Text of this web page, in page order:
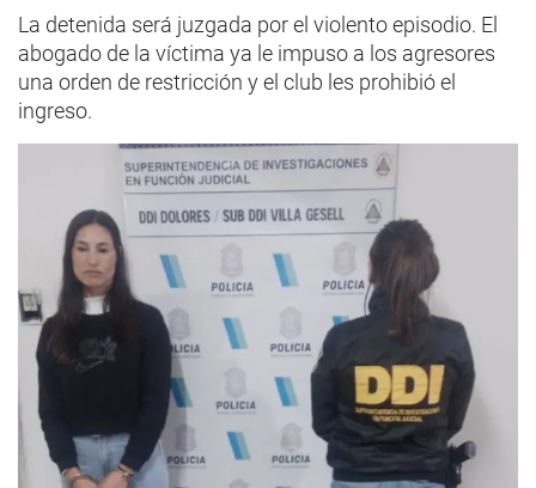
La detenida será juzgada por el violento episodio. El
abogado de la víctima ya le impuso a los agresores
una orden de restricción y el club les prohibió el
ingreso.